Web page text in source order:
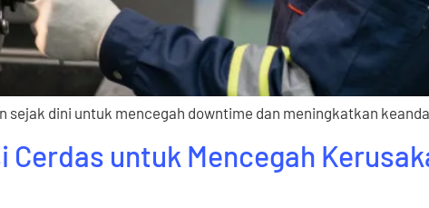
dini untuk mencegah downtime dan meningkatkan
untuk Mencegah